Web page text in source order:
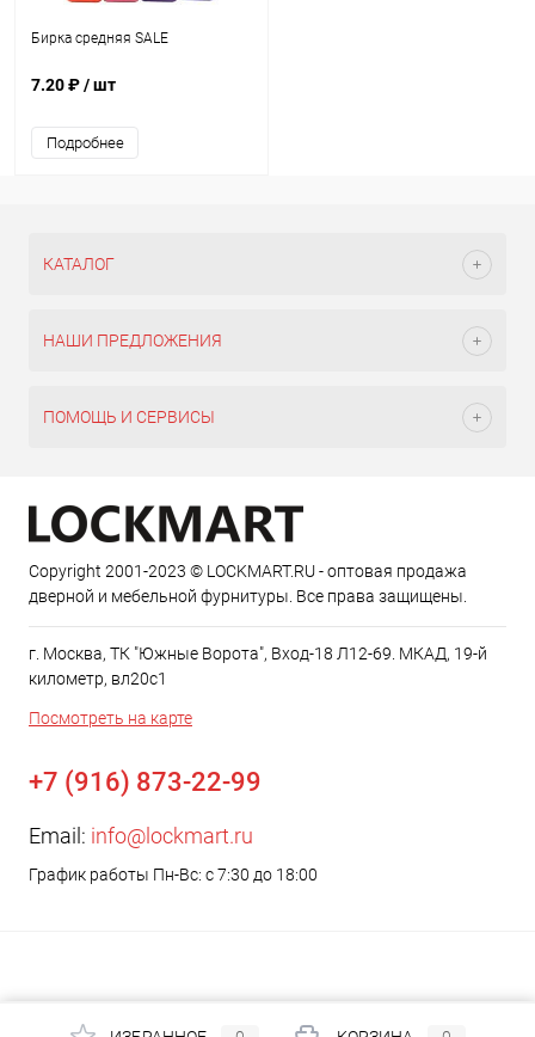
Бирка средняя SALE
7.20 ₽/ шт
Подробнее
КАТАЛОГ
НАШИ ПРЕДЛОЖЕНИЯ
ПОМОЩЬ И СЕРВИСЫ
Copyright 2001-2023 © LOCKMART.RU - оптовая продажа
дверной и мебельной фурнитуры. Все права защищены.
г. Москва, ТК "Южные Ворота", Вход-18 Л12-69. МКАД, 19-й
километр, вл20с1
Посмотреть на карте
+7 (916) 873-22-99
Email: info@lockmart.ru
График работы Пн-Вс: с 7:30 до 18:00